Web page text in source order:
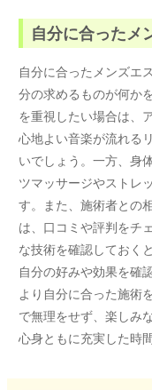
自分に合ったメ
自分に合ったメンズエ
分の求めるものが何か
を重視したい場合は、
心地よい音楽が流れる
いでしょう。一方、身
ツマッサージやストレ
す。また、施術者との
は、口コミや評判をチ
な技術を確認しておく
自分の好みや効果を確
より自分に合った施術
で無理をせず、楽しみ
心身ともに充実した時